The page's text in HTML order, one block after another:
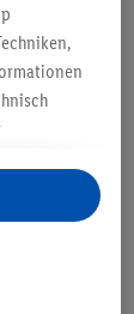
lange
die
Lidl-
aus